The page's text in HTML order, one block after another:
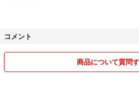
ご了承ください。
気持ちのいいお取引きを
心がけておりますので、
コメント
商品について質問